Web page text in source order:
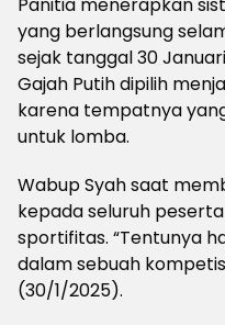
Panitia menerapkan
yang berlangsung
sejak tanggal 30
Gajah Putih dipilih
karena tempatnya
untuk lomba.
Wabup Syah saat
kepada seluruh
sportifitas. “Tentunya
dalam sebuah
(30/1/2025).